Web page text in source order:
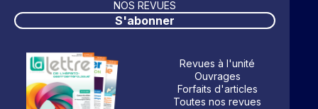
NOS REVUES
S'abonner
Revues à l'unité
Ouvrages
Forfaits d'articles
Toutes nos revues